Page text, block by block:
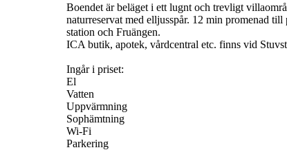
Boendet är beläget i ett lugnt och trevligt
naturreservat med elljusspår. 12 min promenad
station och Fruängen.
ICA butik, apotek, vårdcentral etc. finns vid
Ingår i priset:
El
Vatten
Uppvärmning
Sophämtning
Wi-Fi
Parkering